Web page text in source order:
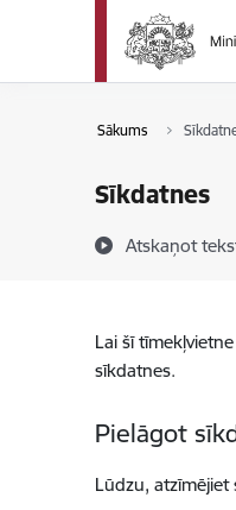
Pāriet uz lapas saturu
Sākums
Sīkdatnes
Atskaņot
Lai šī
sīkdatnes.
Pielāgot
Lūdzu, atzīmējiet